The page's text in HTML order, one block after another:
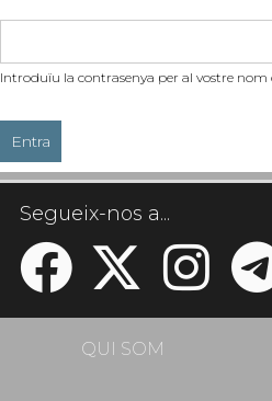
Introduïu la contrasenya per al vostre nom
Segueix-nos a...
QUI SOM